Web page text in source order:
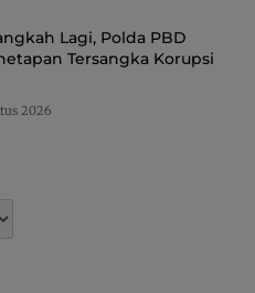
Lagi, Polda PBD
Tersangka Korupsi
2026